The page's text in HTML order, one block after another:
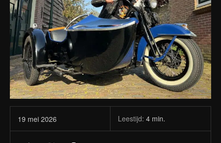
19 mei 2026 Leestijd: 4 min.